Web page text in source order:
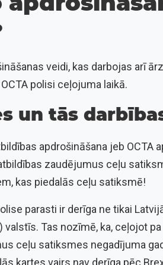
veidi, kas darbojas arī
polisi ceļojuma laikā.
un tās
apdrošināšana jeb OCTA
zaudējumus ceļu
kas piedalās ceļu satiksmē!
parasti ir derīga ne tikai
valstīs. Tas nozīmē, ka, ceļojot
ceļu satiksmes negadījuma